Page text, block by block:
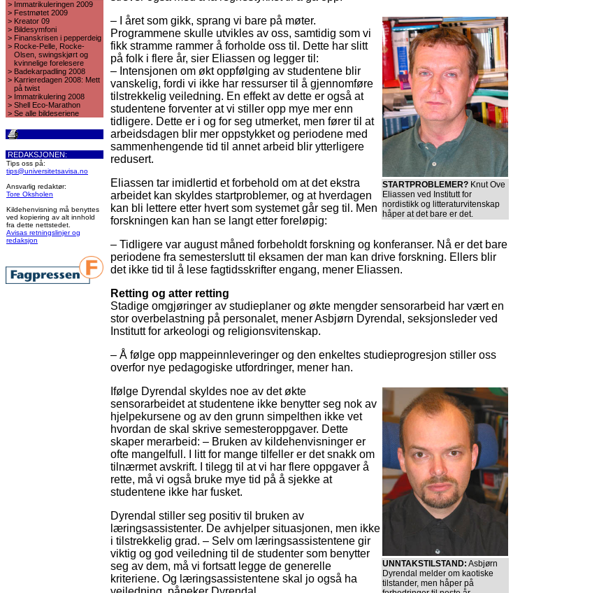
> Immatrikuleringen 2009
> Festmøtet 2009
> Kreator 09
> Bildesymfoni
> Finanskrisen i pepperdeig
> Rocke-Pelle, Rocke-
Olsen, swingskjørt og
kvinnelige forelesere
> Badekarpadling 2008
> Karrieredagen 2008: Mett
på twist
> Immatrikulering 2008
> Shell Eco-Marathon
> Se alle bildeseriene
REDAKSJONEN:
Tips oss på:
tips@universitetsavisa.no
Ansvarlig redaktør:
Tore Oksholen
Kildehenvisning må benyttes
ved kopiering av alt innhold
fra dette nettstedet.
Avisas retningslinjer og
redaksjon
STARTPROBLEMER? Knut Ove
Eliassen ved Institutt for
nordistikk og litteraturvitenskap
håper at det bare er det.
– I året som gikk, sprang vi bare på møter.
Programmene skulle utvikles av oss, samtidig som vi
fikk stramme rammer å forholde oss til. Dette har slitt
på folk i flere år, sier Eliassen og legger til:
– Intensjonen om økt oppfølging av studentene blir
vanskelig, fordi vi ikke har ressurser til å gjennomføre
tilstrekkelig veiledning. En effekt av dette er også at
studentene forventer at vi stiller opp mye mer enn
tidligere. Dette er i og for seg utmerket, men fører til at
arbeidsdagen blir mer oppstykket og periodene med
sammenhengende tid til annet arbeid blir ytterligere
redusert.
Eliassen tar imidlertid et forbehold om at det ekstra
arbeidet kan skyldes startproblemer, og at hverdagen
kan bli lettere etter hvert som systemet går seg til. Men
forskningen kan han se langt etter foreløpig:
– Tidligere var august måned forbeholdt forskning og konferanser. Nå er det bare
periodene fra semesterslutt til eksamen der man kan drive forskning. Ellers blir
det ikke tid til å lese fagtidsskrifter engang, mener Eliassen.
Retting og atter retting
Stadige omgjøringer av studieplaner og økte mengder sensorarbeid har vært en
stor overbelastning på personalet, mener Asbjørn Dyrendal, seksjonsleder ved
Institutt for arkeologi og religionsvitenskap.
– Å følge opp mappeinnleveringer og den enkeltes studieprogresjon stiller oss
overfor nye pedagogiske utfordringer, mener han.
UNNTAKSTILSTAND: Asbjørn
Dyrendal melder om kaotiske
tilstander, men håper på
Ifølge Dyrendal skyldes noe av det økte
sensorarbeidet at studentene ikke benytter seg nok av
hjelpekursene og av den grunn simpelthen ikke vet
hvordan de skal skrive semesteroppgaver. Dette
skaper merarbeid: – Bruken av kildehenvisninger er
ofte mangelfull. I litt for mange tilfeller er det snakk om
tilnærmet avskrift. I tilegg til at vi har flere oppgaver å
rette, må vi også bruke mye tid på å sjekke at
studentene ikke har fusket.
Dyrendal stiller seg positiv til bruken av
læringsassistenter. De avhjelper situasjonen, men ikke
i tilstrekkelig grad. – Selv om læringsassistentene gir
viktig og god veiledning til de studenter som benytter
seg av dem, må vi fortsatt legge de generelle
kriteriene. Og læringsassistentene skal jo også ha